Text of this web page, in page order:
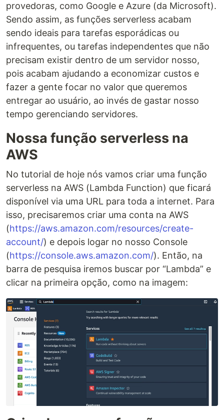
provedoras, como Google e Azure (da Microsoft).
Sendo assim, as funções serverless acabam
sendo ideais para tarefas esporádicas ou
infrequentes, ou tarefas independentes que não
precisam existir dentro de um servidor nosso,
pois acabam ajudando a economizar custos e
fazer a gente focar no valor que queremos
entregar ao usuário, ao invés de gastar nosso
tempo gerenciando servidores.
Nossa função serverless na
AWS
No tutorial de hoje nós vamos criar uma função
serverless na AWS (Lambda Function) que ficará
disponível via uma URL para toda a internet. Para
isso, precisaremos criar uma conta na AWS
(https://aws.amazon.com/resources/create-
account/) e depois logar no nosso Console
(https://console.aws.amazon.com/). Então, na
barra de pesquisa iremos buscar por “Lambda” e
clicar na primeira opção, como na imagem: